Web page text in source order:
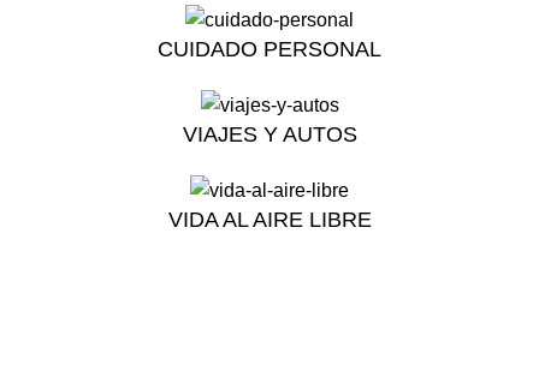
CUIDADO PERSONAL
VIAJES Y AUTOS
VIDA AL AIRE LIBRE